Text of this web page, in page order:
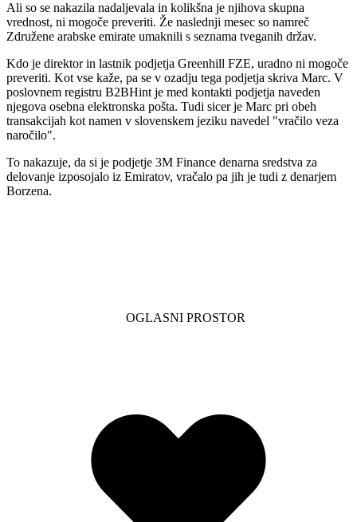
Ali so se nakazila nadaljevala in kolikšna je njihova skupna
vrednost, ni mogoče preveriti. Že naslednji mesec so namreč
Združene arabske emirate umaknili s seznama tveganih držav.
Kdo je direktor in lastnik podjetja Greenhill FZE, uradno ni mogoče
preveriti. Kot vse kaže, pa se v ozadju tega podjetja skriva Marc. V
poslovnem registru B2BHint je med kontakti podjetja naveden
njegova osebna elektronska pošta. Tudi sicer je Marc pri obeh
transakcijah kot namen v slovenskem jeziku navedel "vračilo veza
naročilo".
To nakazuje, da si je podjetje 3M Finance denarna sredstva za
delovanje izposojalo iz Emiratov, vračalo pa jih je tudi z denarjem
Borzena.